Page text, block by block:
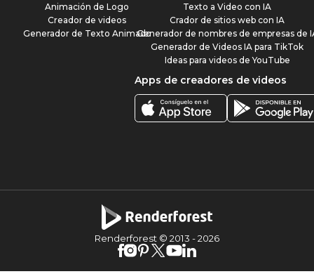
Animación de Logo
Creador de videos
Generador de Texto Animado
Texto a Video con IA
Crador de sitios web con IA
Generador de nombres de empresas de
Generador de Videos IA para TikTok
Ideas para videos de YouTube
Apps de creadores de videos
Renderforest © 2013 -2026